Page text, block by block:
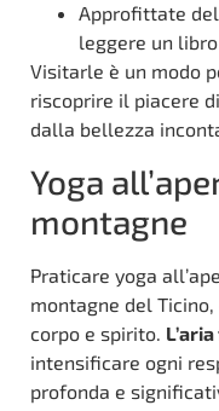
Approfittate
leggere un
Visitarle è un modo
riscoprire il piacere
dalla bellezza
Yoga
montagne
Praticare yoga
montagne del Ticino,
corpo e spirito.
intensificare ogni
profonda e